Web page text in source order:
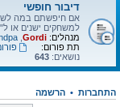
דיבור חופשי
אם חיפשתם במה
למשחקים ישנים או
מנהלים: Gordi
תת פורום:
נושאים: 643
התחברות • הרשמה